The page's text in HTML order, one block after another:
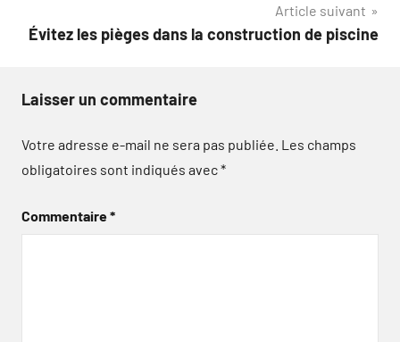
Article suivant
Évitez les pièges dans la construction de piscine
Laisser un commentaire
Votre adresse e-mail ne sera pas publiée. Les champs
obligatoires sont indiqués avec*
Commentaire*